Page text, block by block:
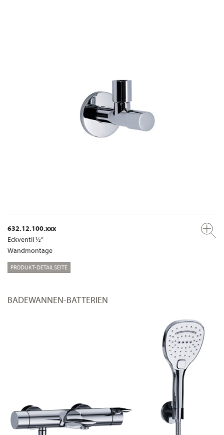
632.12.100.xxx
Eckventil ½“
Wandmontage
PRODUKT-DETAILSEITE
BADEWANNEN-BATTERIEN